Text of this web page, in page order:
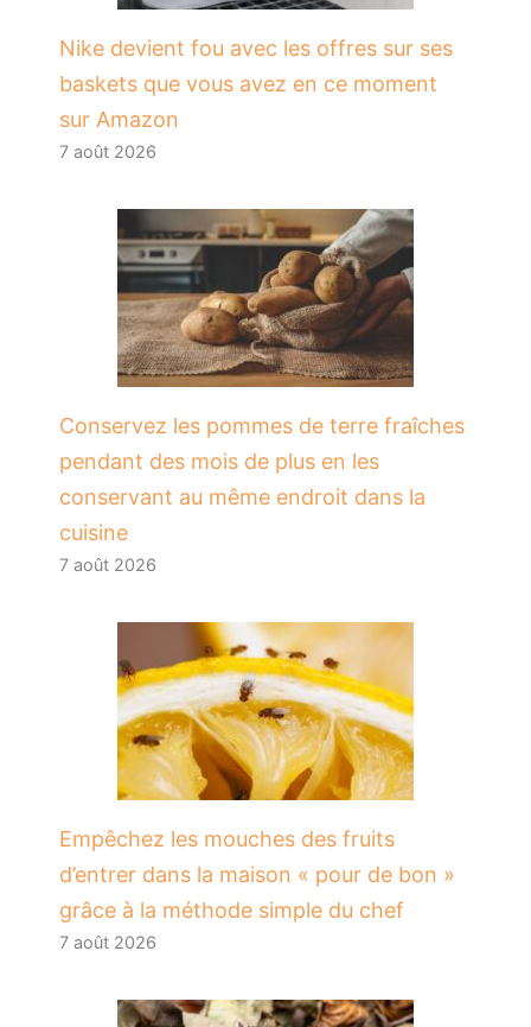
Nike devient fou avec les offres sur ses
baskets que vous avez en ce moment
sur Amazon
7 août 2026
Conservez les pommes de terre fraîches
pendant des mois de plus en les
conservant au même endroit dans la
cuisine
7 août 2026
​Empêchez les mouches des fruits
d’entrer dans la maison « pour de bon »
grâce à la méthode simple du chef
7 août 2026